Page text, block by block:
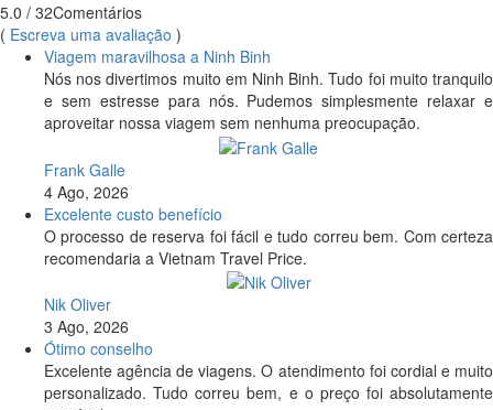
5.0 / 32Comentários
( Escreva uma avaliação )
Viagem maravilhosa a Ninh Binh
Nós nos divertimos muito em Ninh Binh. Tudo foi muito tranquilo
e sem estresse para nós. Pudemos simplesmente relaxar e
aproveitar nossa viagem sem nenhuma preocupação.
Frank Galle
4 Ago, 2026
Excelente custo benefício
O processo de reserva foi fácil e tudo correu bem. Com certeza
recomendaria a Vietnam Travel Price.
Nik Oliver
3 Ago, 2026
Ótimo conselho
Excelente agência de viagens. O atendimento foi cordial e muito
personalizado. Tudo correu bem, e o preço foi absolutamente